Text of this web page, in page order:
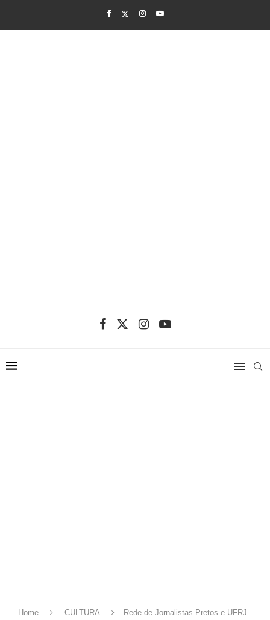
Home CULTURA
Rede de Jornalistas Pretos e UFRJ